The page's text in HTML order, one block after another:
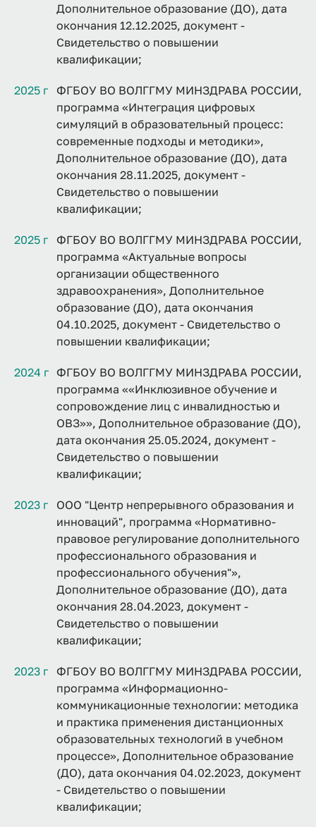
Дополнительное образование (ДО), дата
окончания 12.12.2025, документ -
Свидетельство о повышении
квалификации;
2025 г
ФГБОУ ВО ВОЛГГМУ МИНЗДРАВА РОССИИ,
программа «Интеграция цифровых
симуляций в образовательный процесс:
современные подходы и методики»,
Дополнительное образование (ДО), дата
окончания 28.11.2025, документ -
Свидетельство о повышении
квалификации;
2025 г
ФГБОУ ВО ВОЛГГМУ МИНЗДРАВА РОССИИ,
программа «Актуальные вопросы
организации общественного
здравоохранения», Дополнительное
образование (ДО), дата окончания
04.10.2025, документ - Свидетельство о
повышении квалификации;
2024 г ФГБОУ ВО ВОЛГГМУ МИНЗДРАВА РОССИИ,
программа ««Инклюзивное обучение и
сопровождение лиц с инвалидностью и
ОВЗ»», Дополнительное образование (ДО),
дата окончания 25.05.2024, документ -
Свидетельство о повышении
квалификации;
2023 г
ООО "Центр непрерывного образования и
инноваций", программа «Нормативно-
правовое регулирование дополнительного
профессионального образования и
профессионального обучения"»,
Дополнительное образование (ДО), дата
окончания 28.04.2023, документ -
Свидетельство о повышении
квалификации;
2023 г
ФГБОУ ВО ВОЛГГМУ МИНЗДРАВА РОССИИ,
программа «Информационно-
коммуникационные технологии: методика
и практика применения дистанционных
образовательных технологий в учебном
процессе», Дополнительное образование
(ДО), дата окончания 04.02.2023, документ
- Свидетельство о повышении
квалификации;